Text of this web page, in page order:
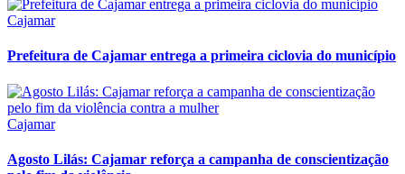
Cajamar
Prefeitura de Cajamar entrega a primeira ciclovia do município
Cajamar
Agosto Lilás: Cajamar reforça a campanha de conscientização